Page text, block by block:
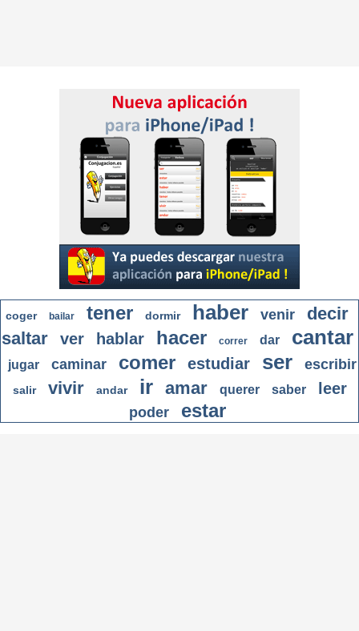
coger bailar tener dormir haber venir
decir
saltar
ver hablar hacer correr dar cantar
jugar caminar comer estudiar ser escribir
salir vivir andar ir amar querer saber leer
poder estar